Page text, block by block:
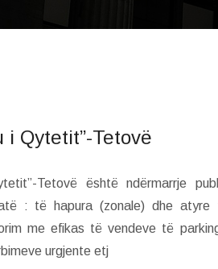
i Qytetit”-Tetovë
Tetovë është ndërmarrje
: të hapura (zonale) dhe
me efikas të vendeve të
urgjente etj